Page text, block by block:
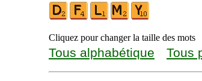
Cliquez pour changer la taille des mots
Tous alphabétique Tous